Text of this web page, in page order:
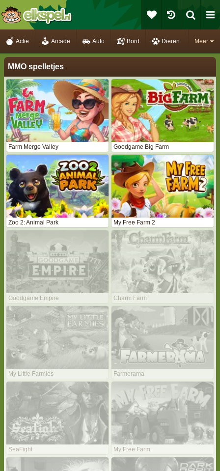
Meer
Actie Arcade Auto Bord Dieren
MMO spelletjes
Farm Merge Valley Goodgame Big Farm
Zoo 2: Animal Park My Free Farm 2
Goodgame Empire Charm Farm
My Little Farmies Farmerama
SeaFight My Free Farm